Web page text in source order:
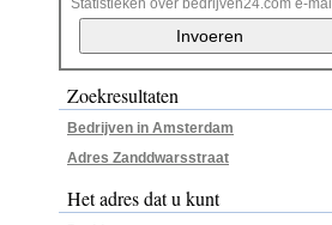
Statistieken over bedrijven24.com e-mail
Zoekresultaten
Bedrijven in Amsterdam
Adres Zanddwarsstraat
Het adres dat u kunt